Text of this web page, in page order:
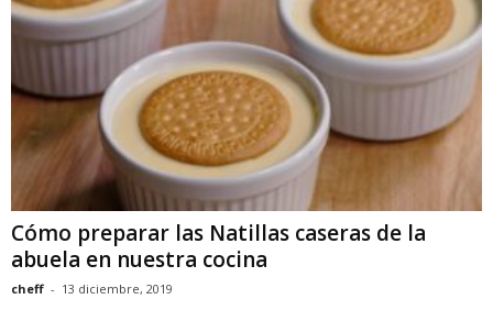
Cómo preparar las Natillas caseras de la
abuela en nuestra cocina
cheff - 13 diciembre, 2019